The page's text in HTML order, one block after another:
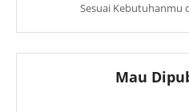
Sesuai Kebutuhanmu
Mau